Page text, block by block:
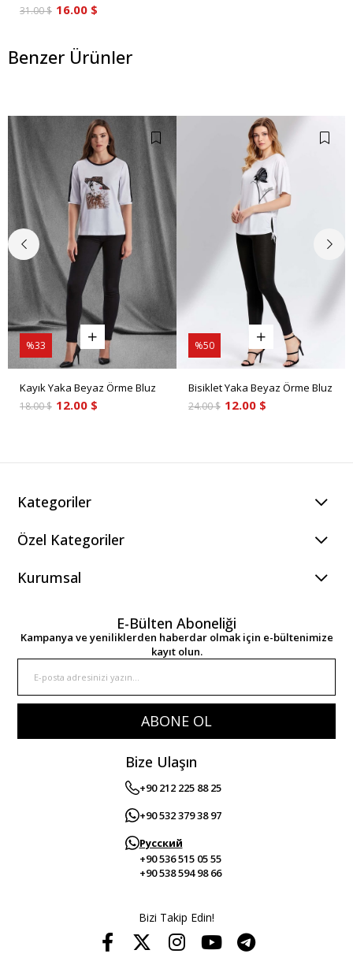
16.00 $
31.00 $
Benzer Ürünler
Kayık Yaka Beyaz Örme Bluz
12.00 $
18.00 $
%33
Bisiklet Yaka Beyaz Örme Bluz
12.00 $
24.00 $
%50
Kategoriler
Özel Kategoriler
Kurumsal
E-Bülten Aboneliği
Kampanya ve yeniliklerden haberdar olmak için e-bültenimize
kayıt olun.
ABONE OL
Bize Ulaşın
+90 212 225 88 25
+90 532 379 38 97
Русский
+90 536 515 05 55
+90 538 594 98 66
Bizi Takip Edin!